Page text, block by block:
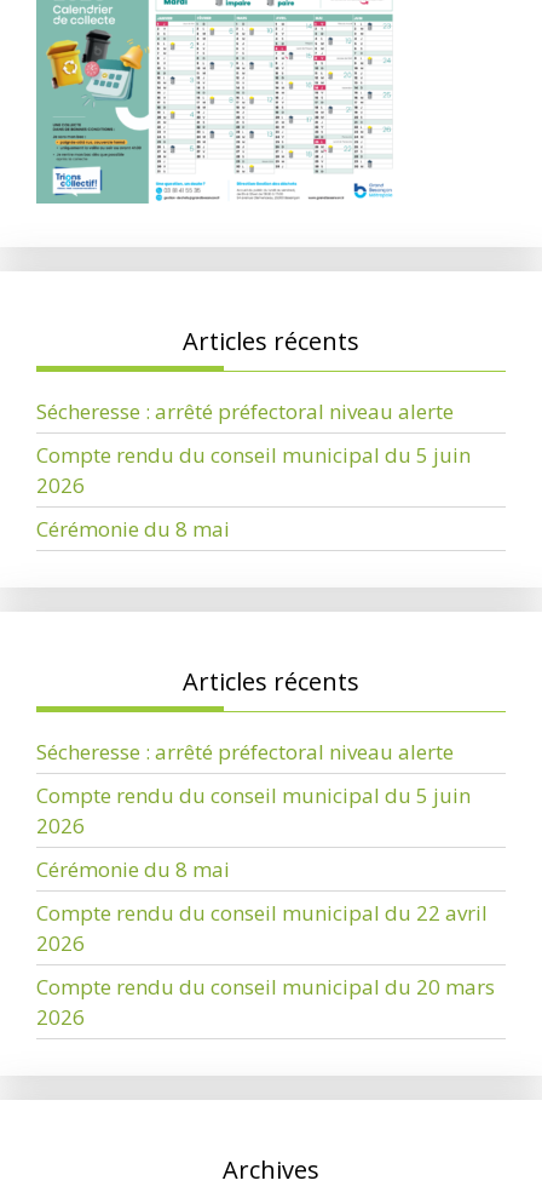
Articles récents
Sécheresse : arrêté préfectoral niveau alerte
Compte rendu du conseil municipal du 5 juin
2026
Cérémonie du 8 mai
Articles récents
Sécheresse : arrêté préfectoral niveau alerte
Compte rendu du conseil municipal du 5 juin
2026
Cérémonie du 8 mai
Compte rendu du conseil municipal du 22 avril
2026
Compte rendu du conseil municipal du 20 mars
2026
Archives